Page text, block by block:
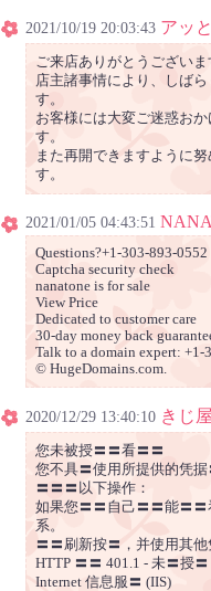
2021/10/19 20:03:43 アッ
ご来店ありがとうございま
店主諸事情により、しば
す。
お客様には大変ご迷惑お
す。
また再開できますように
す。
2021/01/05 04:43:51
Questions?+1-303-893-0552
Captcha security check
nanatone is for sale
View Price
Dedicated to customer care
30-day money back
Talk to a domain expert: +1-
© HugeDomains.com.
2020/12/29 13:40:10 きじ
您未被授〓〓看〓〓
您不具〓使用所提供的凭据
〓〓〓以下操作：
如果您〓〓自己〓〓能〓
系。
〓〓刷新按〓，并使用其他
HTTP 〓〓 401.1 - 未〓授
Internet 信息服〓 (IIS)